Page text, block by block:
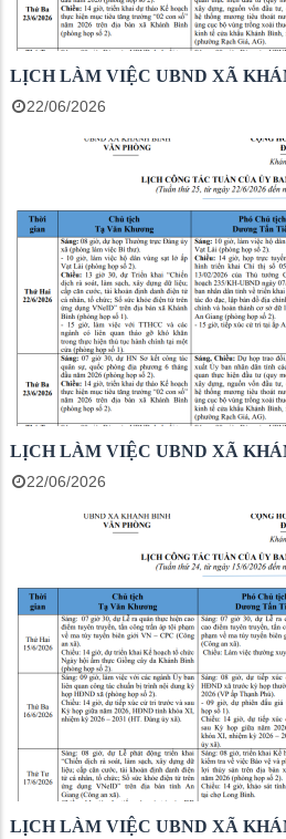
LỊCH LÀM VIỆC UBND XÃ
22/06/2026
LỊCH LÀM VIỆC UBND XÃ
22/06/2026
LỊCH LÀM VIỆC UBND XÃ